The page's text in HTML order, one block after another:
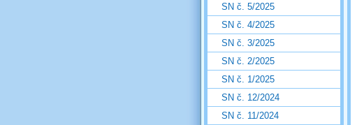
SN č. 5/2025
SN č. 4/2025
SN č. 3/2025
SN č. 2/2025
SN č. 1/2025
SN č. 12/2024
SN č. 11/2024